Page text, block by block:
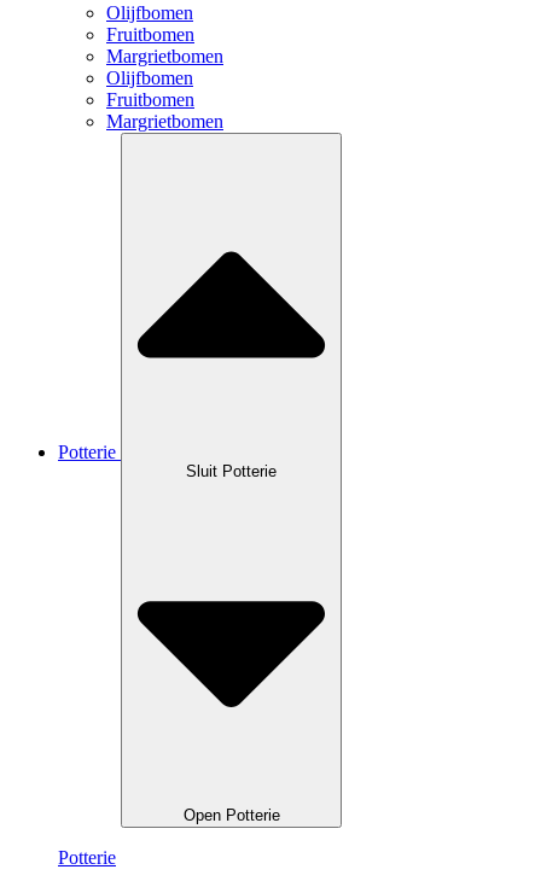
Olijfbomen
Fruitbomen
Margrietbomen
Olijfbomen
Fruitbomen
Margrietbomen
Potterie
Sluit Potterie
Open Potterie
Potterie